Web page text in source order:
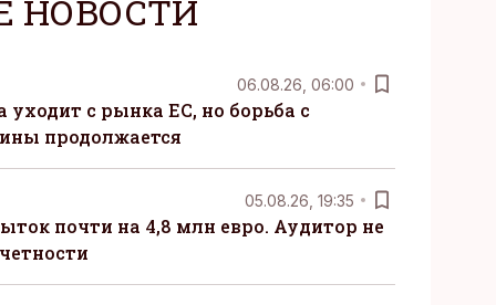
НОВОСТИ
06.08.26, 06:00
уходит с рынка ЕС, но борьба с
продолжается
05.08.26, 19:35
почти на 4,8 млн евро. Аудитор не